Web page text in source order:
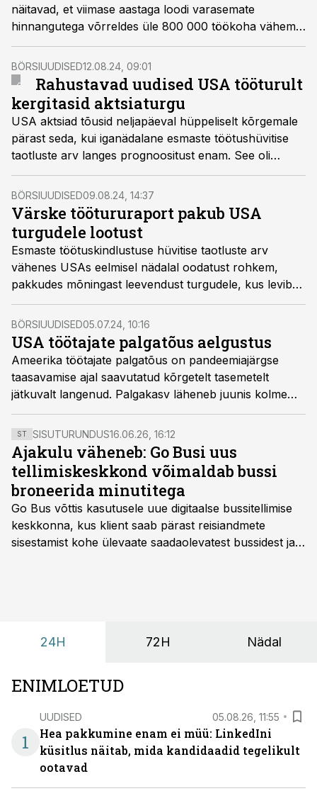
näitavad, et viimase aastaga loodi varasemate
hinnangutega võrreldes üle 800 000 töökoha vähem,
mis näitab, et tööturg on juba mõnda aega jahtunud.
BÖRSIUUDISED12.08.24, 09:01
Rahustavad uudised USA tööturult
kergitasid aktsiaturgu
USA aktsiad tõusid neljapäeval hüppeliselt kõrgemale
pärast seda, kui iganädalane esmaste töötushüvitise
taotluste arv langes prognoositust enam. See oli
investorite jaoks rahustav info USA tööturu olukorra
kohta, vahendas Yahoo Finance.
BÖRSIUUDISED09.08.24, 14:37
Värske töötururaport pakub USA
turgudele lootust
Esmaste töötuskindlustuse hüvitise taotluste arv
vähenes USAs eelmisel nädalal oodatust rohkem,
pakkudes mõningast leevendust turgudele, kus levib
mure USA tööturu ja majanduse edasise halvenemise
pärast, kirjutab Äripäev.
BÖRSIUUDISED05.07.24, 10:16
USA töötajate palgatõus aelgustus
Ameerika töötajate palgatõus on pandeemiajärgse
taasavamise ajal saavutatud kõrgetelt tasemetelt
jätkuvalt langenud. Palgakasv läheneb juunis kolme
aasta madalaimale tasemele, vahendas Yahoo Finance.
ST SISUTURUNDUS16.06.26, 16:12
Ajakulu väheneb: Go Busi uus
tellimiskeskkond võimaldab bussi
broneerida minutitega
Go Bus võttis kasutusele uue digitaalse bussitellimise
keskkonna, kus klient saab pärast reisiandmete
sisestamist kohe ülevaate saadaolevatest bussidest ja
24H 72H Nädal
ENIMLOETUD
1
UUDISED 05.08.26, 11:55
Hea pakkumine enam ei müü: LinkedIni
küsitlus näitab, mida kandidaadid tegelikult
ootavad